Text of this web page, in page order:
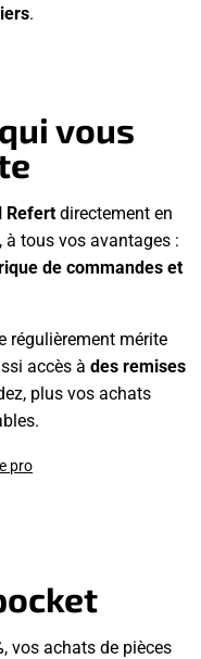
.
vous
Refertdirectement en
à tous vos avantages :
de commandes et
régulièrement mérite
accès à des remises
plus vos achats
pro
, vos achats de pièces